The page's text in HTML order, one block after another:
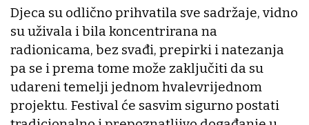
Djeca su odlično prihvatila sve sadržaje, vidno
su uživala i bila koncentrirana na
radionicama, bez svađi, prepirki i natezanja
pa se i prema tome može zaključiti da su
udareni temelji jednom hvalevrijednom
projektu. Festival će sasvim sigurno postati